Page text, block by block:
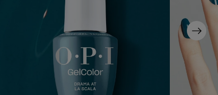
Next